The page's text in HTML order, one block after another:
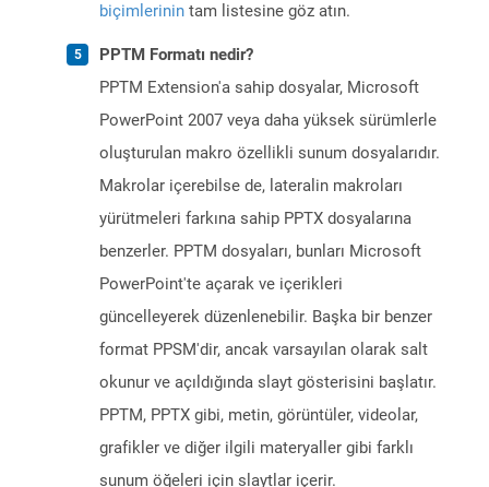
biçimlerinin tam listesine göz atın.
PPTM Formatı nedir?
PPTM Extension'a sahip dosyalar, Microsoft
PowerPoint 2007 veya daha yüksek sürümlerle
oluşturulan makro özellikli sunum dosyalarıdır.
Makrolar içerebilse de, lateralin makroları
yürütmeleri farkına sahip PPTX dosyalarına
benzerler. PPTM dosyaları, bunları Microsoft
PowerPoint'te açarak ve içerikleri
güncelleyerek düzenlenebilir. Başka bir benzer
format PPSM'dir, ancak varsayılan olarak salt
okunur ve açıldığında slayt gösterisini başlatır.
PPTM, PPTX gibi, metin, görüntüler, videolar,
grafikler ve diğer ilgili materyaller gibi farklı
sunum öğeleri için slaytlar içerir.